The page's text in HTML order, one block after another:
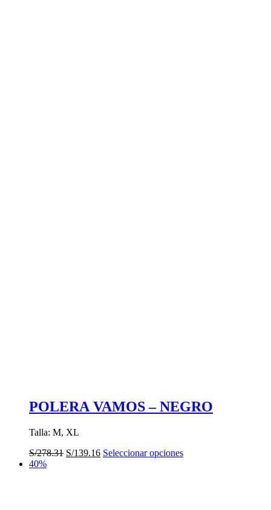
POLERA VAMOS – NEGRO
Talla: M, XL
S/278.31 El
S/139.16ElSeleccionar opcionesEste
40%